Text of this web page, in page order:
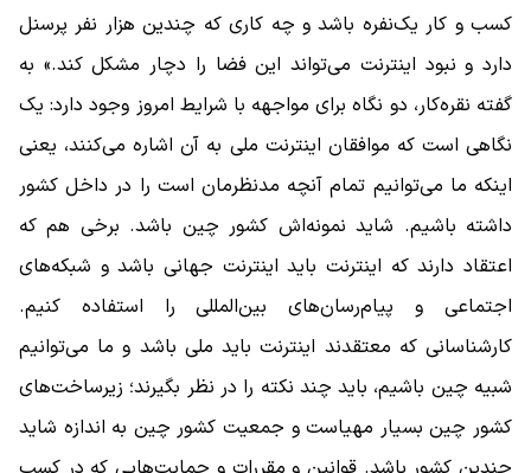
کسب و کار یک‌نفره باشد و چه کاری که چندین هزار نفر پرسنل
دارد و نبود اینترنت می‌تواند این فضا را دچار مشکل کند.» به
گفته نقره‌کار، دو نگاه برای مواجهه با شرایط امروز وجود دارد: یک
نگاهی است که موافقان اینترنت ملی به آن اشاره می‌کنند، یعنی
اینکه ما می‌توانیم تمام آنچه مدنظرمان است را در داخل کشور
داشته باشیم. شاید نمونه‌اش کشور چین باشد. برخی هم که
اعتقاد دارند که اینترنت باید اینترنت جهانی باشد و شبکه‌های
اجتماعی و پیام‌رسان‌های بین‌المللی را استفاده کنیم.
کارشناسانی که معتقدند اینترنت باید ملی باشد و ما می‌توانیم
شبیه چین باشیم، باید چند نکته را در نظر بگیرند؛ زیرساخت‌های
کشور چین بسیار مهیاست و جمعیت کشور چین به اندازه شاید